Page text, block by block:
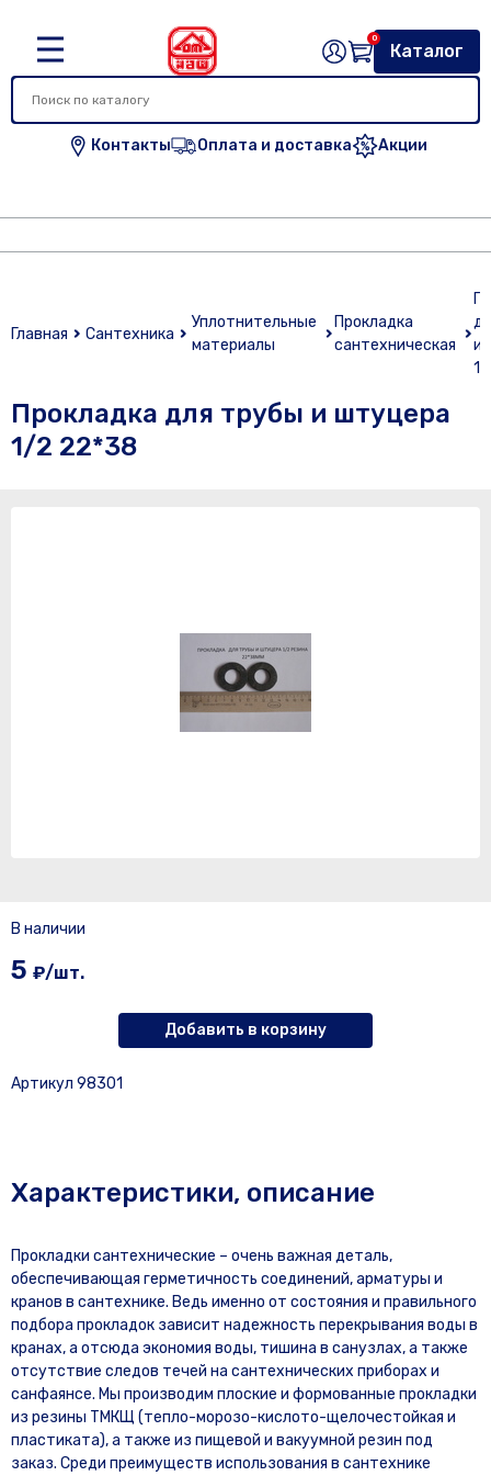
Контакты Оплата и доставка Акции
Каталог
0
Главная Сантехника
Уплотнительные
материалы
Прокладка
сантехническая
и
1/
Прокладка для трубы и штуцера
1/2 22*38
В наличии
5 ₽/шт.
Добавить в корзину
Артикул 98301
Характеристики, описание
Прокладки сантехнические – очень важная деталь,
обеспечивающая герметичность соединений, арматуры и
кранов в сантехнике. Ведь именно от состояния и правильного
подбора прокладок зависит надежность перекрывания воды в
кранах, а отсюда экономия воды, тишина в санузлах, а также
отсутствие следов течей на сантехнических приборах и
санфаянсе. Мы производим плоские и формованные прокладки
из резины ТМКЩ (тепло-морозо-кислото-щелочестойкая и
пластиката), а также из пищевой и вакуумной резин под
заказ. Среди преимуществ использования в сантехнике